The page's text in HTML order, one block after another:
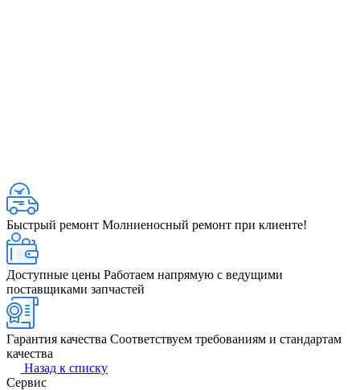
Быстрый ремонт Молниеносный ремонт при клиенте!
Доступные цены Работаем напрямую с ведущими
поставщиками запчастей
Гарантия качества Соответствуем требованиям и стандартам
качества
Назад к списку
Сервис